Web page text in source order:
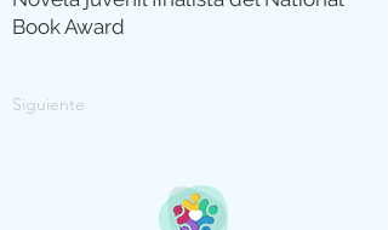
Book Award
Siguiente